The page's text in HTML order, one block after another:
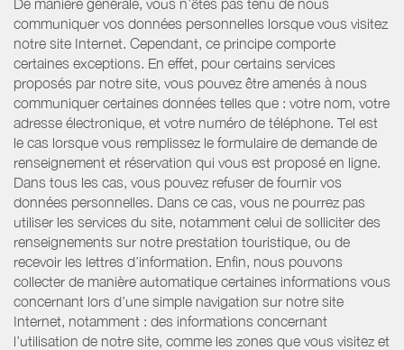
communiquer vos données personnelles lorsque vous visitez
notre site Internet. Cependant, ce principe comporte
certaines exceptions. En effet, pour certains services
proposés par notre site, vous pouvez être amenés à nous
communiquer certaines données telles que : votre nom, votre
adresse électronique, et votre numéro de téléphone. Tel est
le cas lorsque vous remplissez le formulaire de demande de
renseignement et réservation qui vous est proposé en ligne.
Dans tous les cas, vous pouvez refuser de fournir vos
données personnelles. Dans ce cas, vous ne pourrez pas
utiliser les services du site, notamment celui de solliciter des
renseignements sur notre prestation touristique, ou de
recevoir les lettres d’information. Enfin, nous pouvons
collecter de manière automatique certaines informations vous
concernant lors d’une simple navigation sur notre site
Internet, notamment : des informations concernant
l’utilisation de notre site, comme les zones que vous visitez et